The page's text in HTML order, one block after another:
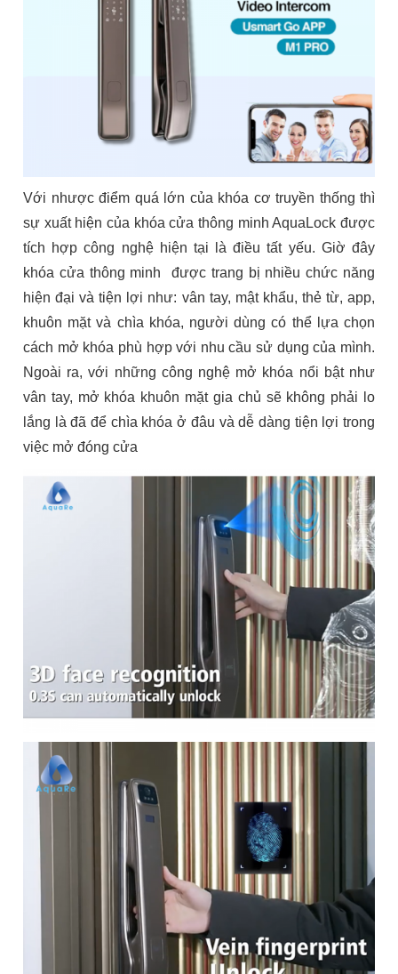
Với nhược điểm quá lớn của khóa cơ truyền thống thì
sự xuất hiện của khóa cửa thông minh AquaLock được
tích hợp công nghệ hiện tại là điều tất yếu. Giờ đây
khóa cửa thông minh được trang bị nhiều chức năng
hiện đại và tiện lợi như: vân tay, mật khẩu, thẻ từ, app,
khuôn mặt và chìa khóa, người dùng có thể lựa chọn
cách mở khóa phù hợp với nhu cầu sử dụng của mình.
Ngoài ra, với những công nghệ mở khóa nổi bật như
vân tay, mở khóa khuôn mặt gia chủ sẽ không phải lo
lắng là đã để chìa khóa ở đâu và dễ dàng tiện lợi trong
việc mở đóng cửa